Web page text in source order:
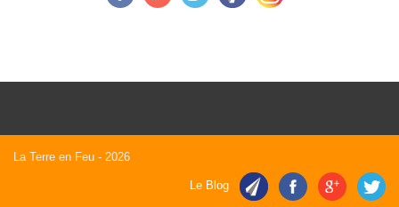
La Terre en Feu - 2026
Le Blog